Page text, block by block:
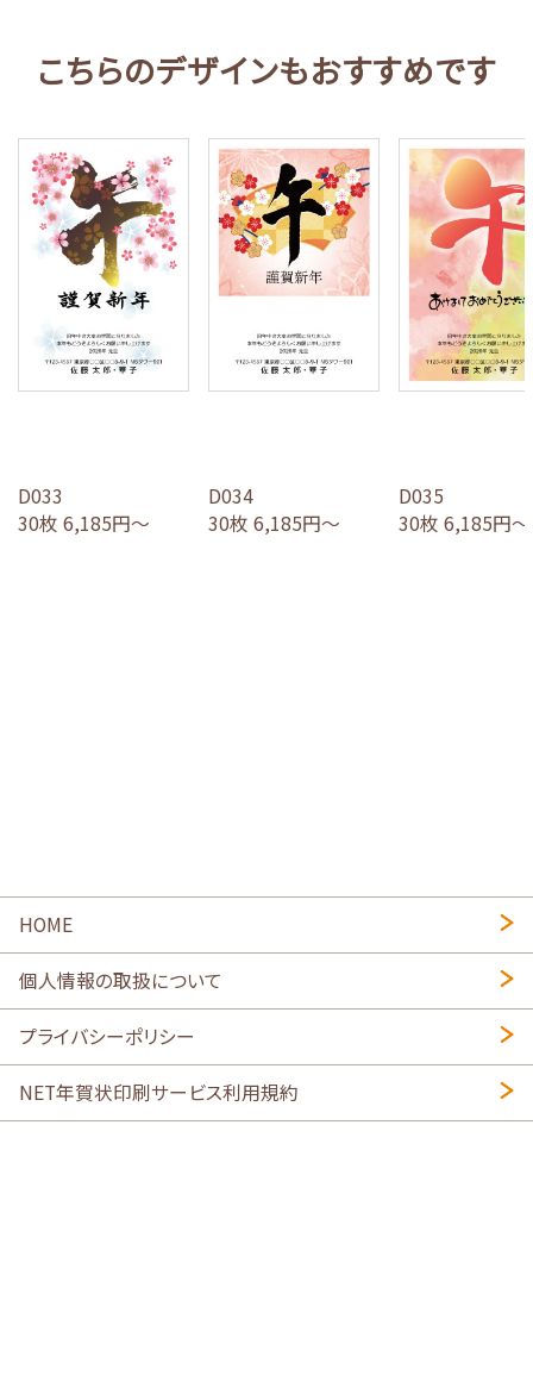
こちらのデザインもおすすめです
D033
30枚 6,185円～
D034
30枚 6,185円～
D035
30枚 6,185円～
HOME
個人情報の取扱について
プライバシーポリシー
NET年賀状印刷サービス利用規約